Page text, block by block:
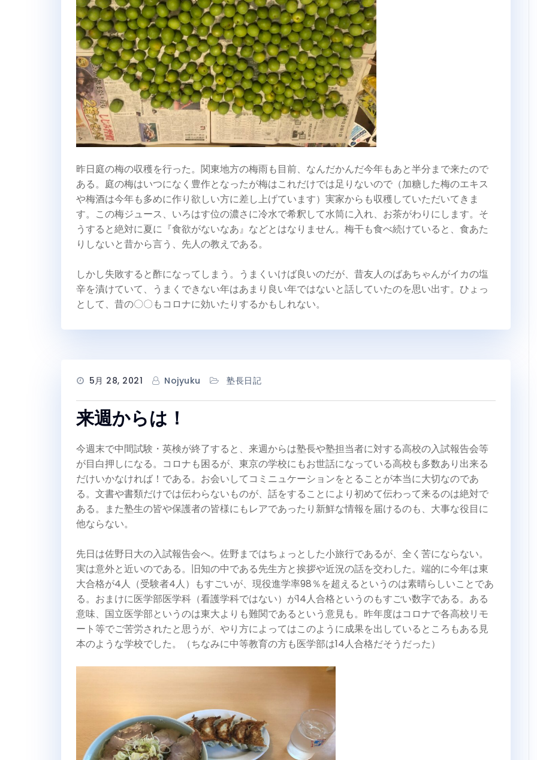
昨日庭の梅の収穫を行った。関東地方の梅雨も目前、なんだかんだ今年もあと半分まで来たので
ある。庭の梅はいつになく豊作となったが梅はこれだけでは足りないので（加糖した梅のエキス
や梅酒は今年も多めに作り欲しい方に差し上げています）実家からも収穫していただいてきま
す。この梅ジュース、いろはす位の濃さに冷水で希釈して水筒に入れ、お茶がわりにします。そ
うすると絶対に夏に『食欲がないなあ』などとはなりません。梅干も食べ続けていると、食あた
りしないと昔から言う、先人の教えである。
しかし失敗すると酢になってしまう。うまくいけば良いのだが、昔友人のばあちゃんがイカの塩
辛を漬けていて、うまくできない年はあまり良い年ではないと話していたのを思い出す。ひょっ
として、昔の〇〇もコロナに効いたりするかもしれない。
5月 28, 2021 Nojyuku 塾長日記
来週からは！
今週末で中間試験・英検が終了すると、来週からは塾長や塾担当者に対する高校の入試報告会等
が目白押しになる。コロナも困るが、東京の学校にもお世話になっている高校も多数あり出来る
だけいかなければ！である。お会いしてコミニュケーションをとることが本当に大切なのであ
る。文書や書類だけでは伝わらないものが、話をすることにより初めて伝わって来るのは絶対で
ある。また塾生の皆や保護者の皆様にもレアであったり新鮮な情報を届けるのも、大事な役目に
他ならない。
先日は佐野日大の入試報告会へ。佐野まではちょっとした小旅行であるが、全く苦にならない。
実は意外と近いのである。旧知の中である先生方と挨拶や近況の話を交わした。端的に今年は東
大合格が4人（受験者4人）もすごいが、現役進学率98％を超えるというのは素晴らしいことであ
る。おまけに医学部医学科（看護学科ではない）が14人合格というのもすごい数字である。ある
意味、国立医学部というのは東大よりも難関であるという意見も。昨年度はコロナで各高校リモ
ート等でご苦労されたと思うが、やり方によってはこのように成果を出しているところもある見
本のような学校でした。（ちなみに中等教育の方も医学部は14人合格だそうだった）